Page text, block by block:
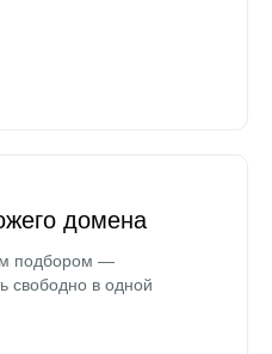
домена
подбором —
свободно в одной